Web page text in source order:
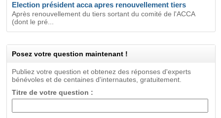
Election président acca apres renouvellement tiers
Après renouvellement du tiers sortant du comité de l'ACCA
(dont le pré...
Posez votre question maintenant !
Publiez votre question et obtenez des réponses d'experts
bénévoles et de centaines d'internautes, gratuitement.
Titre de votre question :